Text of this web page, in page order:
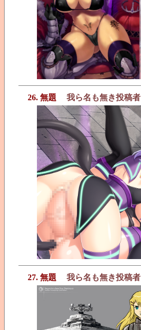
26. 無題 我ら名も無き投稿者
27. 無題 我ら名も無き投稿者